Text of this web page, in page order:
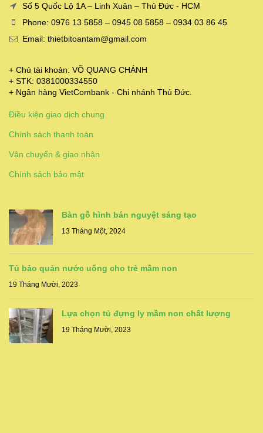
Số 5 Quốc Lộ 1A – Linh Xuân – Thủ Đức - HCM
Phone: 0976 13 5858 – 0945 08 5858 – 0934 03 86 45
Email: thietbitoantam@gmail.com
+ Chủ tài khoản: VÕ QUANG CHÁNH
+ STK: 0381000334550
+ Ngân hàng VietCombank - Chi nhánh Thủ Đức.
Điều kiện giao dịch chung
Chính sách thanh toán
Vận chuyển & giao nhận
Chính sách bảo mật
Bàn gỗ hình bán nguyệt sáng tạo
13 Tháng Một, 2024
Tủ bảo quản nước uống cho trẻ mầm non
19 Tháng Mười, 2023
Lựa chọn tủ đựng ly mầm non chất lượng
19 Tháng Mười, 2023